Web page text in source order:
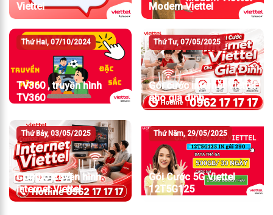
Viettel
Modem Viettel
Thứ Hai, 07/10/2024
TV360 , truyền hình
TV360
Thứ Tư, 07/05/2025
Gói cước internet Viettel
cho gia đình
Thứ Bảy, 03/05/2025
Combo truyền hình
internet Viettel
Thứ Năm, 29/05/2025
Gói Cước 5G Viettel
12T5G125